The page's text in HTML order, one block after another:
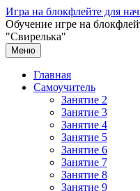
Перейти
к
содержимому
Игра на блокфлейте для
Обучение игре на
"Свирелька"
Меню
Главная
Самоучитель
Занятие 2
Занятие 3
Занятие 4
Занятие 5
Занятие 6
Занятие 7
Занятие 8
Занятие 9